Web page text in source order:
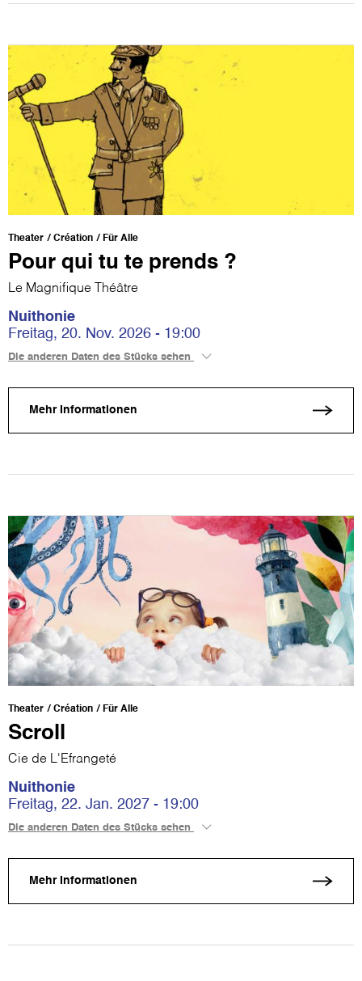
Theater Création Für Alle
Pour qui tu te prends ?
Le Magnifique Théâtre
Nuithonie
Freitag, 20. Nov. 2026 - 19:00
Die anderen Daten des Stücks sehen
Mehr Informationen
Theater Création Für Alle
Scroll
Cie de L'Efrangeté
Nuithonie
Freitag, 22. Jan. 2027 - 19:00
Die anderen Daten des Stücks sehen
Mehr Informationen